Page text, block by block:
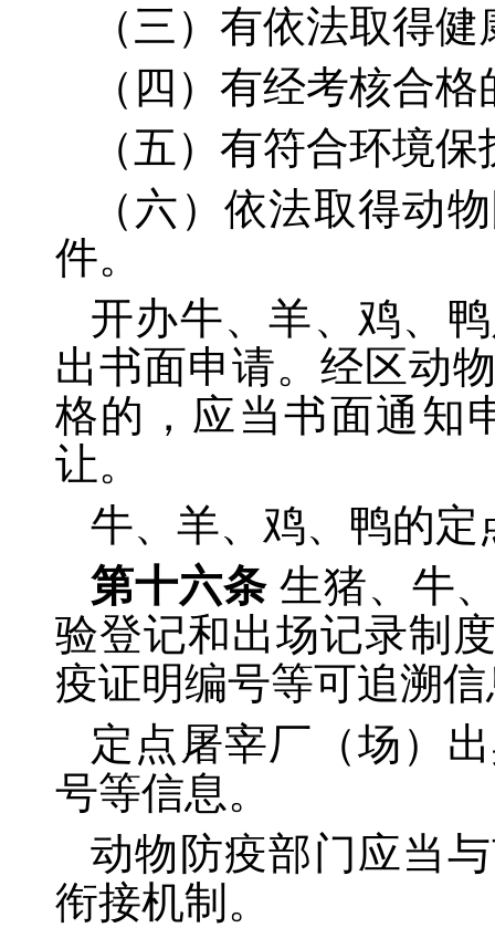
（三）有依法取得
（四）有经考核合
（五）有符合环境
（六）依法取得动
件。
开办牛、羊、鸡、
出书面申请。经区动
格的，应当书面通知
让。
牛、羊、鸡、鸭的
第十六条 生猪、牛
验登记和出场记录制
疫证明编号等可追溯
定点屠宰厂（场）
号等信息。
动物防疫部门应当
衔接机制。